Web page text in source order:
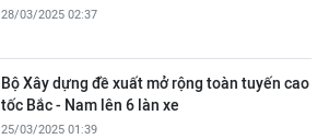
28/03/2025 02:37
Bộ Xây dựng đề xuất mở rộng toàn tuyến cao
tốc Bắc - Nam lên 6 làn xe
25/03/2025 01:39